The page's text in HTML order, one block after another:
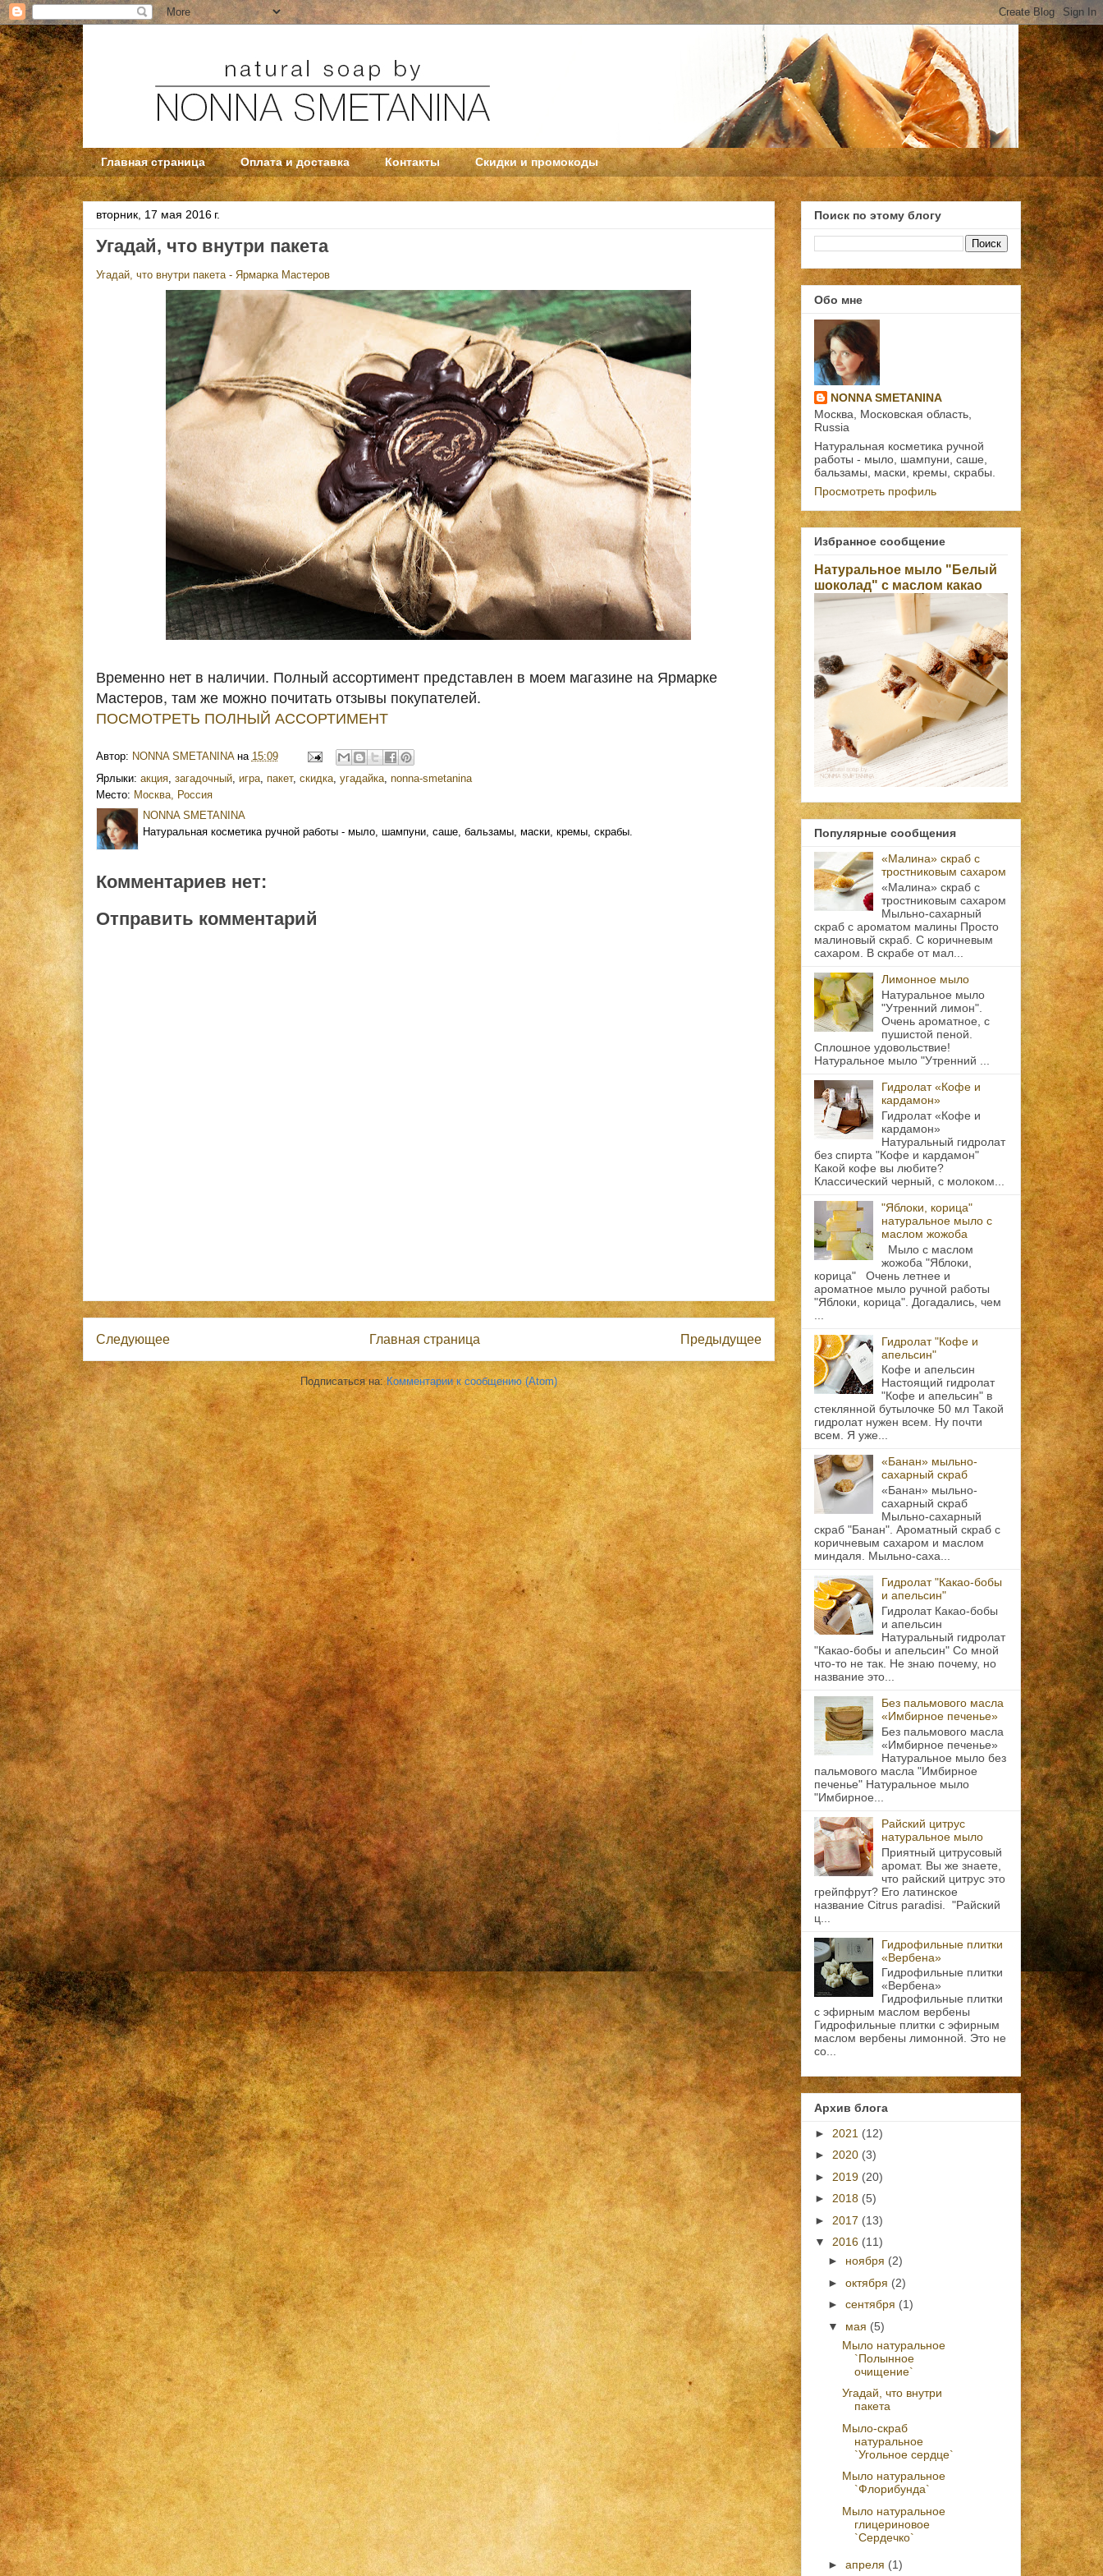
Главная страница Оплата и доставка Контакты Скидки и промокоды
вторник, 17 мая 2016 г.
Угадай, что внутри пакета
Угадай, что внутри пакета - Ярмарка Мастеров
Временно нет в наличии. Полный ассортимент представлен в моем магазине на Ярмарке
Мастеров, там же можно почитать отзывы покупателей.
ПОСМОТРЕТЬ ПОЛНЫЙ АССОРТИМЕНТ
Автор: NONNA SMETANINA на 15:09
Ярлыки: акция, загадочный, игра, пакет, скидка, угадайка, nonna-smetanina
Место: Москва, Россия
NONNA SMETANINA
Натуральная косметика ручной работы - мыло, шампуни, саше, бальзамы, маски, кремы, скрабы.
Комментариев нет:
Отправить комментарий
Следующее Предыдущее
Главная страница
Подписаться на:Комментарии к сообщению (Atom)
Поиск по этому блогу
Обо мне
NONNA SMETANINA
Москва, Московская область,
Russia
Натуральная косметика ручной
работы - мыло, шампуни, саше,
бальзамы, маски, кремы, скрабы.
Просмотреть профиль
Избранное сообщение
Натуральное мыло "Белый
шоколад" с маслом какао
Популярные сообщения
«Малина» скраб с
тростниковым сахаром
«Малина» скраб с
тростниковым сахаром
Мыльно-сахарный
скраб с ароматом малины Просто
малиновый скраб. С коричневым
сахаром. В скрабе от мал...
Лимонное мыло
Натуральное мыло
"Утренний лимон".
Очень ароматное, с
пушистой пеной.
Сплошное удовольствие!
Натуральное мыло "Утренний ...
Гидролат «Кофе и
кардамон»
Гидролат «Кофе и
кардамон»
Натуральный гидролат
без спирта "Кофе и кардамон"
Какой кофе вы любите?
Классический черный, с молоком...
"Яблоки, корица"
натуральное мыло с
маслом жожоба
Мыло с маслом
жожоба "Яблоки,
корица" Очень летнее и
ароматное мыло ручной работы
"Яблоки, корица". Догадались, чем
Гидролат "Кофе и
апельсин"
Кофе и апельсин
Настоящий гидролат
"Кофе и апельсин" в
стеклянной бутылочке 50 мл Такой
гидролат нужен всем. Ну почти
всем. Я уже...
«Банан» мыльно-
сахарный скраб
«Банан» мыльно-
сахарный скраб
Мыльно-сахарный
скраб "Банан". Ароматный скраб с
коричневым сахаром и маслом
миндаля. Мыльно-саха...
Гидролат "Какао-бобы
и апельсин"
Гидролат Какао-бобы
и апельсин
Натуральный гидролат
"Какао-бобы и апельсин" Со мной
что-то не так. Не знаю почему, но
название это...
Без пальмового масла
«Имбирное печенье»
Без пальмового масла
«Имбирное печенье»
Натуральное мыло без
пальмового масла "Имбирное
печенье" Натуральное мыло
"Имбирное...
Райский цитрус
натуральное мыло
Приятный цитрусовый
аромат. Вы же знаете,
что райский цитрус это
грейпфрут? Его латинское
название Citrus paradisi. "Райский
ц...
Гидрофильные плитки
«Вербена»
Гидрофильные плитки
«Вербена»
Гидрофильные плитки
с эфирным маслом вербены
Гидрофильные плитки с эфирным
маслом вербены лимонной. Это не
со...
Архив блога
► 2021 (12)
► 2020 (3)
► 2019 (20)
► 2018 (5)
► 2017 (13)
▼ 2016 (11)
► ноября (2)
►октября (2)
►сентября (1)
▼ мая (5)
Мыло натуральное
`Полынное
очищение`
Угадай, что внутри
пакета
Мыло-скраб
натуральное
`Угольное сердце`
Мыло натуральное
`Флорибунда`
Мыло натуральное
глицериновое
`Сердечко`
►апреля (1)